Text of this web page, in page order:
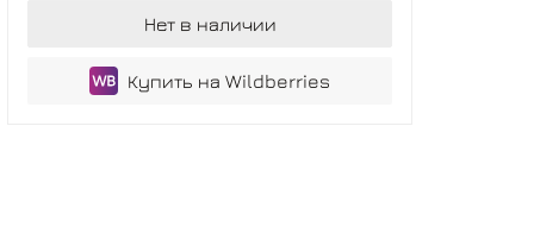
Нет в наличии
Купить на Wildberries